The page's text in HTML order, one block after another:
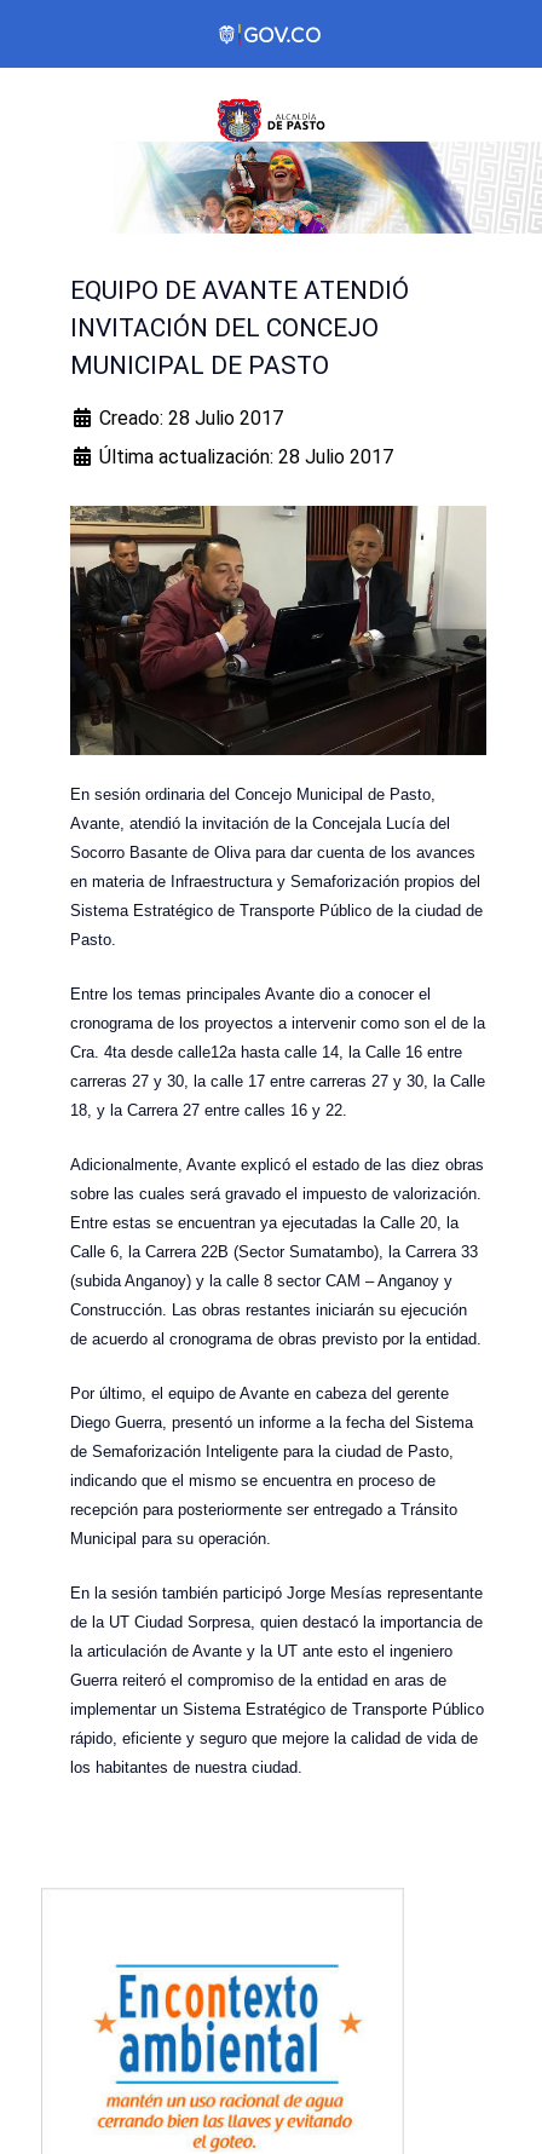
EQUIPO DE AVANTE ATENDIÓ
INVITACIÓN DEL CONCEJO
MUNICIPAL DE PASTO
Creado: 28 Julio 2017
Última actualización: 28 Julio 2017
En sesión ordinaria del Concejo Municipal de Pasto,
Avante, atendió la invitación de la Concejala Lucía del
Socorro Basante de Oliva para dar cuenta de los avances
en materia de Infraestructura y Semaforización propios del
Sistema Estratégico de Transporte Público de la ciudad de
Pasto.
Entre los temas principales Avante dio a conocer el
cronograma de los proyectos a intervenir como son el de la
Cra. 4ta desde calle12a hasta calle 14, la Calle 16 entre
carreras 27 y 30, la calle 17 entre carreras 27 y 30, la Calle
18, y la Carrera 27 entre calles 16 y 22.
Adicionalmente, Avante explicó el estado de las diez obras
sobre las cuales será gravado el impuesto de valorización.
Entre estas se encuentran ya ejecutadas la Calle 20, la
Calle 6, la Carrera 22B (Sector Sumatambo), la Carrera 33
(subida Anganoy) y la calle 8 sector CAM – Anganoy y
Construcción. Las obras restantes iniciarán su ejecución
de acuerdo al cronograma de obras previsto por la entidad.
Por último, el equipo de Avante en cabeza del gerente
Diego Guerra, presentó un informe a la fecha del Sistema
de Semaforización Inteligente para la ciudad de Pasto,
indicando que el mismo se encuentra en proceso de
recepción para posteriormente ser entregado a Tránsito
Municipal para su operación.
En la sesión también participó Jorge Mesías representante
de la UT Ciudad Sorpresa, quien destacó la importancia de
la articulación de Avante y la UT ante esto el ingeniero
Guerra reiteró el compromiso de la entidad en aras de
implementar un Sistema Estratégico de Transporte Público
rápido, eficiente y seguro que mejore la calidad de vida de
los habitantes de nuestra ciudad.